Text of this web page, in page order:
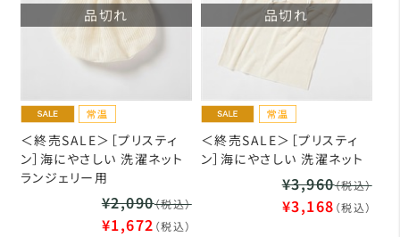
品切れ
＜終売SALE＞［プリスティ
ン］海にやさしい 洗濯ネット
ランジェリー用
¥2,090（税込）
¥1,672 （税込）
品切れ
＜終売SALE＞［プリスティ
ン］海にやさしい 洗濯ネット
¥3,960（税込）
¥3,168 （税込）